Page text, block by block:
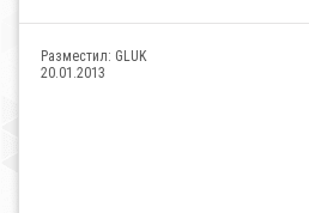
Разместил: GLUK
20.01.2013